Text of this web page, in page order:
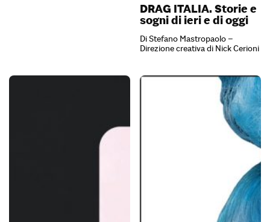
DRAG ITALIA. Storie e
sogni di ieri e di oggi
Di Stefano Mastropaolo –
Direzione creativa di Nick Cerioni